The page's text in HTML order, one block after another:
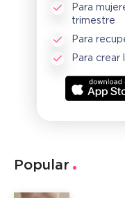
Para
trimestre
Para
Para crear
Popular